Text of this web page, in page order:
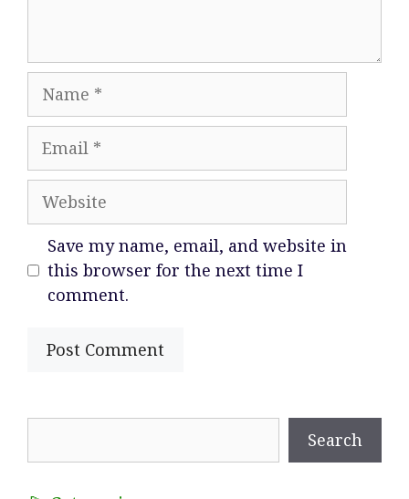
Name
Email
Website
Save my name, email, and website in
this browser for the next time I
comment.
Search